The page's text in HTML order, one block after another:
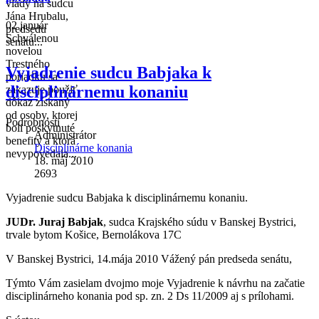
vlády na sudcu
Jána Hrubalu,
predsedu
senátu...
02 január
Schválenou
novelou
Trestného
poriadku sa
zakazuje použiť
dôkaz získaný
od osoby, ktorej
boli poskytnuté
benefity a ktorá
nevypovedala...
Vyjadrenie sudcu Babjaka k
disciplinárnemu konaniu
Podrobnosti
Administrátor
Disciplinárne konania
18. máj 2010
2693
Vyjadrenie sudcu Babjaka k disciplinárnemu konaniu.
JUDr. Juraj Babjak, sudca Krajského súdu v Banskej Bystrici,
trvale bytom Košice, Bernolákova 17C
V Banskej Bystrici, 14.mája 2010 Vážený pán predseda senátu,
Týmto Vám zasielam dvojmo moje Vyjadrenie k návrhu na začatie
disciplinárneho konania pod sp. zn. 2 Ds 11/2009 aj s prílohami.